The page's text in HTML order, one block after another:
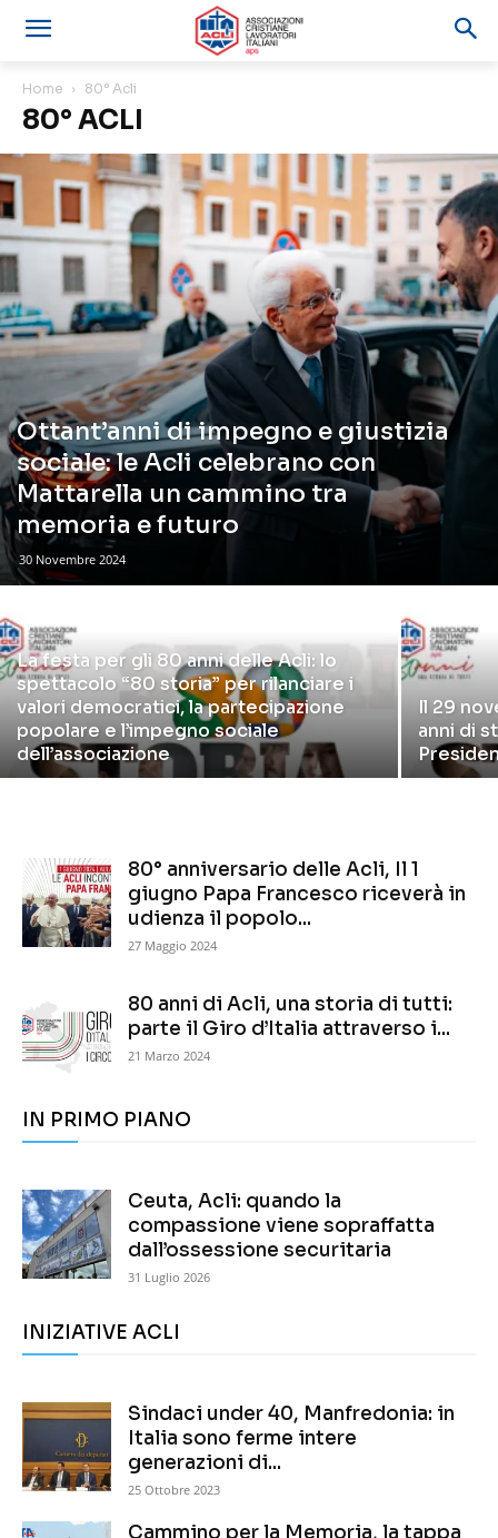
Home 80° Acli
80° ACLI
Ottant’anni di impegno e giustizia
sociale: le Acli celebrano con
Mattarella un cammino tra
memoria e futuro
30 Novembre 2024
La festa per gli 80 anni delle Acli: lo
spettacolo “80 storia” per rilanciare i
valori democratici, la partecipazione
popolare e l’impegno sociale
dell’associazione
Il 29
anni di
80° anniversario delle Acli, Il 1
giugno Papa Francesco riceverà in
udienza il popolo...
27 Maggio 2024
80 anni di Acli, una storia di tutti:
parte il Giro d’Italia attraverso i...
21 Marzo 2024
IN PRIMO PIANO
Ceuta, Acli: quando la
compassione viene sopraffatta
dall’ossessione securitaria
31 Luglio 2026
INIZIATIVE ACLI
Sindaci under 40, Manfredonia: in
Italia sono ferme intere
generazioni di...
25 Ottobre 2023
Cammino per la Memoria, la tappa